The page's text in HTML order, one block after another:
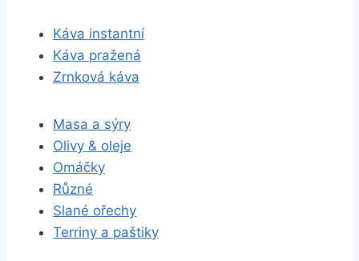
Káva instantní
Káva pražená
Zrnková káva
Masa a sýry
Olivy & oleje
Omáčky
Různé
Slané ořechy
Terriny a paštiky